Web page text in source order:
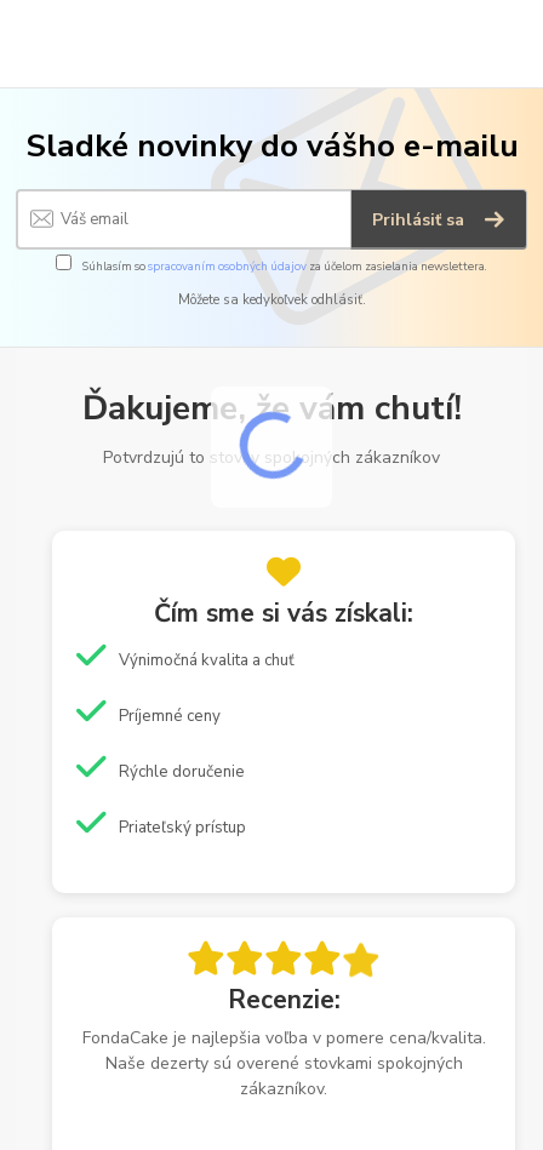
Sladké novinky do vášho e-mailu
Prihlásiť sa
Súhlasím sospracovaním osobných údajov za účelom zasielania newslettera.
Môžete sa kedykoľvek odhlásiť.
Ďakujeme, že vám chutí!
Potvrdzujú to stovky spokojných zákazníkov
Čím sme si vás získali:
Výnimočná kvalita a chuť
Príjemné ceny
Rýchle doručenie
Priateľský prístup
Recenzie:
FondaCake je najlepšia voľba v pomere cena/kvalita.
Naše dezerty sú overené stovkami spokojných
zákazníkov.